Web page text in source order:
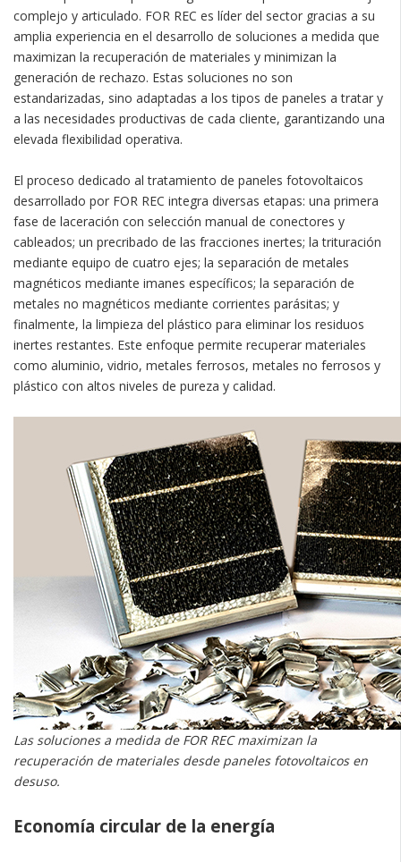
complejo y articulado. FOR REC es líder del sector gracias a su
amplia experiencia en el desarrollo de soluciones a medida que
maximizan la recuperación de materiales y minimizan la
generación de rechazo. Estas soluciones no son
estandarizadas, sino adaptadas a los tipos de paneles a tratar y
a las necesidades productivas de cada cliente, garantizando una
elevada flexibilidad operativa.
El proceso dedicado al tratamiento de paneles fotovoltaicos
desarrollado por FOR REC integra diversas etapas: una primera
fase de laceración con selección manual de conectores y
cableados; un precribado de las fracciones inertes; la trituración
mediante equipo de cuatro ejes; la separación de metales
magnéticos mediante imanes específicos; la separación de
metales no magnéticos mediante corrientes parásitas; y
finalmente, la limpieza del plástico para eliminar los residuos
inertes restantes. Este enfoque permite recuperar materiales
como aluminio, vidrio, metales ferrosos, metales no ferrosos y
plástico con altos niveles de pureza y calidad.
Las soluciones a medida de FOR REC maximizan la
recuperación de materiales desde paneles fotovoltaicos en
desuso.
Economía circular de la energía